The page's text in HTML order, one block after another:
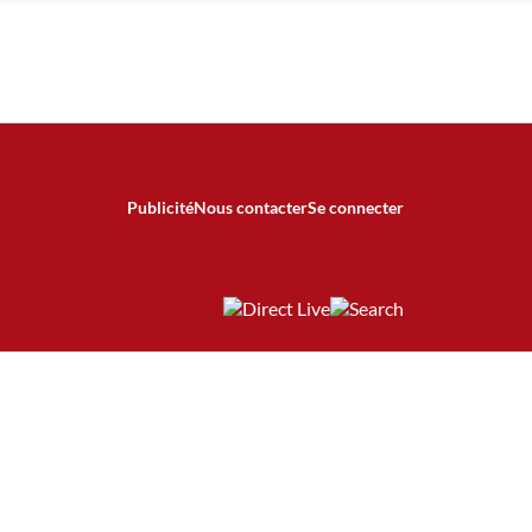
PublicitéNous contacterSe connecter